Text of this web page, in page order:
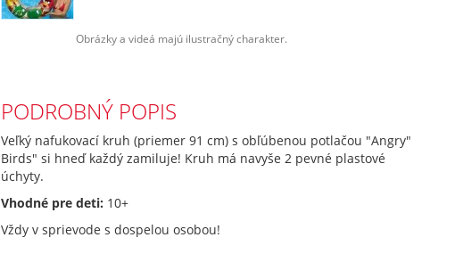
Obrázky a videá majú ilustračný charakter.
PODROBNÝ POPIS
Veľký nafukovací kruh (priemer 91 cm) s obľúbenou potlačou "Angry"
Birds" si hneď každý zamiluje! Kruh má navyše 2 pevné plastové
úchyty.
Vhodné pre deti: 10+
Vždy v sprievode s dospelou osobou!